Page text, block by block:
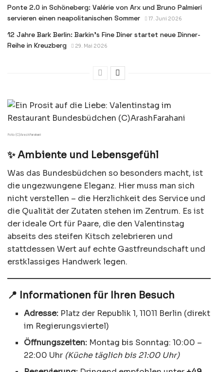
Ponte 2.0 in Schöneberg: Valérie von Arx und Bruno Palmieri
servieren einen neapolitanischen Sommer
17. Juni 2026
12 Jahre Bark Berlin: Barkin’s Fine Diner startet neue Dinner-
Reihe in Kreuzberg
29. Mai 2026
Foto (C)ArashFarahani
✨ Ambiente und Lebensgefühl
Was das Bundesbüdchen so besonders macht, ist
die ungezwungene Eleganz. Hier muss man sich
nicht verstellen – die Herzlichkeit des Service und
die Qualität der Zutaten stehen im Zentrum. Es ist
der ideale Ort für Paare, die den Valentinstag
abseits des steifen Kitsch zelebrieren und
stattdessen Wert auf echte Gastfreundschaft und
erstklassiges Handwerk legen.
📍 Informationen für Ihren Besuch
Adresse: Platz der Republik 1, 11011 Berlin (direkt
im Regierungsviertel)
Öffnungszeiten: Montag bis Sonntag: 10:00 –
22:00 Uhr (Küche täglich bis 21:00 Uhr)